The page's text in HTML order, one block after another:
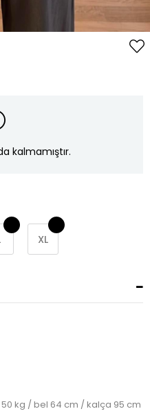
kalmamıştır.
XL
50 kg / bel 64 cm / kalça 95 cm